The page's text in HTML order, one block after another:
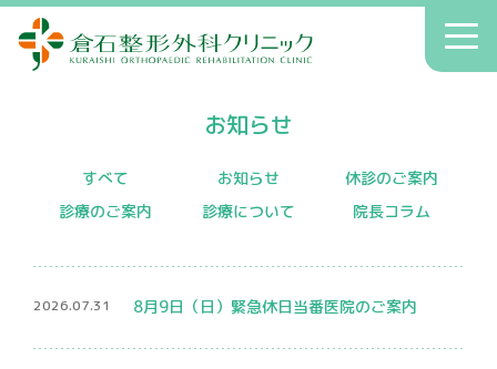
倉石整形外科クリニック
症状別療法
アクセス
送迎
お知らせ
すべて お知らせ
休診のご案内
診療のご案内
診療について 院長コラム
2026.07.31 8月9日（日）緊急休日当番医院のご案内